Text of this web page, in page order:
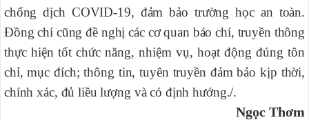
chống dịch COVID-19, đảm bảo trường học an toàn.
Đồng chí cũng đề nghị các cơ quan báo chí, truyền thông
thực hiện tốt chức năng, nhiệm vụ, hoạt động đúng tôn
chỉ, mục đích; thông tin, tuyên truyền đảm bảo kịp thời,
chính xác, đủ liều lượng và có định hướng./.
Ngọc Thơm